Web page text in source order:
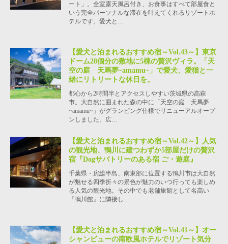
ート」。全室露天風呂付き、お食事はすべて部屋食と
いう完全パーソナルな滞在を叶えてくれるリゾートホ
テルです。愛犬と…
【愛犬と泊まれるおすすめ宿～Vol.43～】東京
ドーム28個分の敷地に5棟の贅沢ヴィラ。「天
空の庭 天馬夢~amamu~」で愛犬、愛猫と一
緒にリトリートな休日を。
都心から2時間半とアクセスしやすい茨城県の高萩
市。大自然に囲まれた森の中に「天空の庭 天馬夢
~amamu~」がグランピング仕様でリニューアルオープ
ンしました。広…
【愛犬と泊まれるおすすめ宿～Vol.42～】人気
の観光地、鴨川に建つわずか5部屋だけの贅沢
宿『Dogサバトリーのある宿 ご・遊庭』
千葉県・房総半島、南東部に位置する鴨川市は大自然
が魅せる四季折々の景色が魅力のいつ行っても楽しめ
る人気の観光地。その中でも老舗旅館として名高い
『鴨川館』に隣接し…
【愛犬と泊まれるおすすめ宿～Vol.41～】オー
シャンビューの南欧風ホテルでリゾート気分